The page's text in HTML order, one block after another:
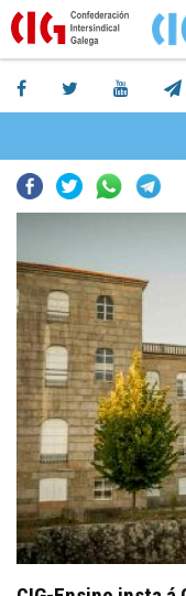
Facebook
Twitter